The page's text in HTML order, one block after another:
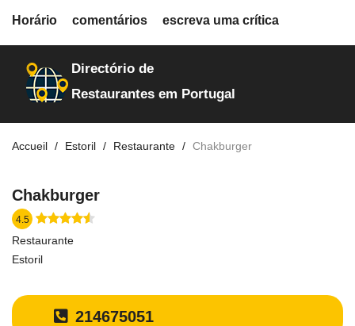
restaurantes
Directório de
Restaurantes em Portugal
Accueil Estoril Restaurante Chakburger
Chakburger
4.5
Restaurante
Estoril
214675051
Horário comentários escreva uma crítica